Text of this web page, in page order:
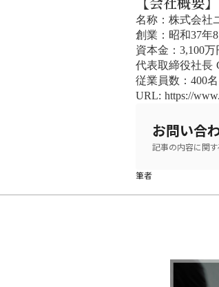
名称：株式会社
創業：昭和37年8
資本金：3,100万
代表取締役社長
従業員数：400名
URL: https://
お問い合
記事の内容に関す
筆者